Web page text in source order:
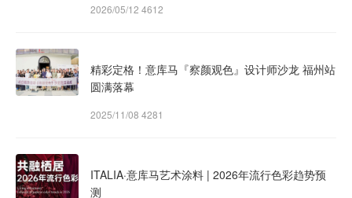
2026/05/12 4612
精彩定格！意库马『察颜观色』设计师沙龙 福州站
圆满落幕
2025/11/08 4281
ITALIA·意库马艺术涂料 | 2026年流行色彩趋势预
测